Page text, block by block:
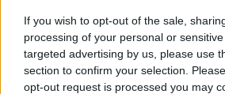
If you wish to opt-out of the sale,
processing of your personal or
targeted advertising by us, please use
section to confirm your selection.
opt-out request is processed you may